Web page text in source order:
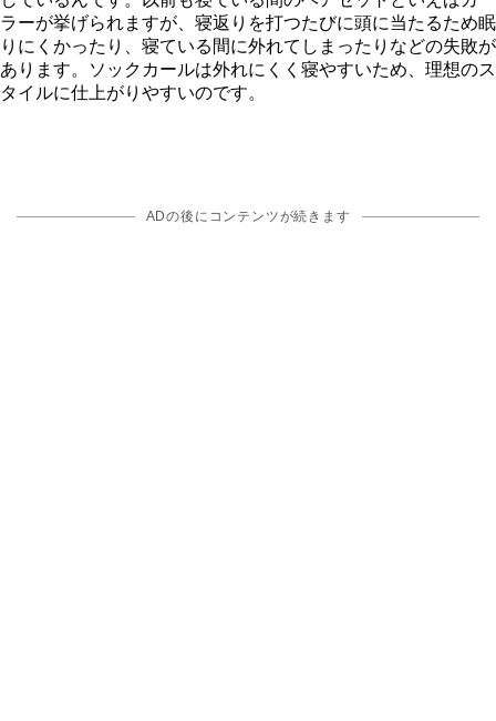
ラーが挙げられますが、寝返りを打つたびに頭に当たるため眠
りにくかったり、寝ている間に外れてしまったりなどの失敗が
あります。ソックカールは外れにくく寝やすいため、理想のス
タイルに仕上がりやすいのです。
ADの後にコンテンツが続きます